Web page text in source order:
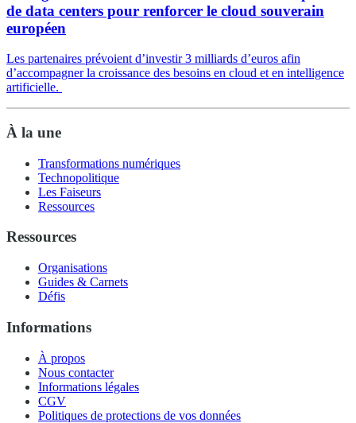
de data centers pour renforcer le cloud souverain
européen
Les partenaires prévoient d’investir 3 milliards d’euros afin
d’accompagner la croissance des besoins en cloud et en intelligence
artificielle.
À la une
Transformations numériques
Technopolitique
Les Faiseurs
Ressources
Ressources
Organisations
Guides & Carnets
Défis
Informations
À propos
Nous contacter
Informations légales
CGV
Politiques de protections de vos données